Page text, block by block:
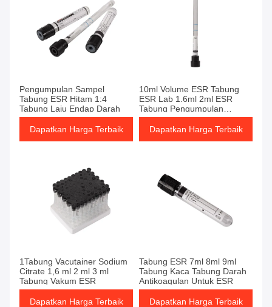
Pengumpulan Sampel
Tabung ESR Hitam 1:4
Tabung Laju Endap Darah
Dapatkan Harga Terbaik
10ml Volume ESR Tabung
ESR Lab 1.6ml 2ml ESR
Tabung Pengumpulan
Sampel
Dapatkan Harga Terbaik
1Tabung Vacutainer Sodium
Citrate 1,6 ml 2 ml 3 ml
Tabung Vakum ESR
Dapatkan Harga Terbaik
Tabung ESR 7ml 8ml 9ml
Tabung Kaca Tabung Darah
Antikoagulan Untuk ESR
Dapatkan Harga Terbaik